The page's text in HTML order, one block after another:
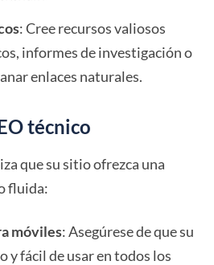
: Cree recursos valiosos
informes de investigación o
enlaces naturales.
técnico
que su sitio ofrezca una
fluida:
móviles: Asegúrese de que su
y fácil de usar en todos los